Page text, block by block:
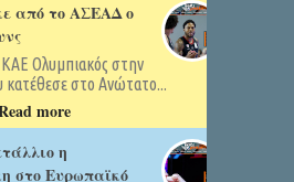
από το ΑΣΕΑΔ ο
Ολυμπιακός στην
στο Ανώτατο...
more
η
στο Ευρωπαϊκό